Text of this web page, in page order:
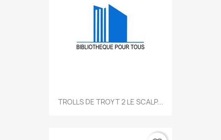
TROLLS DE TROY T 2 LE SCALP...